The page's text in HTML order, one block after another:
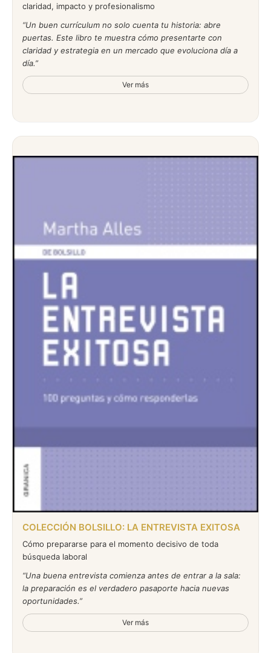
claridad, impacto y profesionalismo
Un buen currículum no solo cuenta tu historia: abre
puertas. Este libro te muestra cómo presentarte con
claridad y estrategia en un mercado que evoluciona día a
día.
Ver más
COLECCIÓN BOLSILLO: LA ENTREVISTA EXITOSA
Cómo prepararse para el momento decisivo de toda
búsqueda laboral
Una buena entrevista comienza antes de entrar a la sala:
la preparación es el verdadero pasaporte hacia nuevas
oportunidades.
Ver más